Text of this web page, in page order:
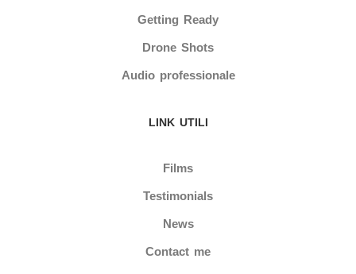
Getting Ready
Drone Shots
Audio professionale
LINK UTILI
Films
Testimonials
News
Contact me